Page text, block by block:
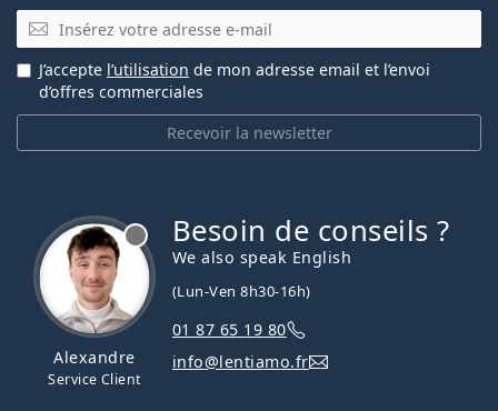
E-mail
Recevoir la newsletter
J’accepte l’utilisation de mon adresse email et l’envoi
d’offres commerciales
Alexandre
Service Client
Besoin de conseils ?
We also speak English
(Lun-Ven 8h30-16h)
01 87 65 19 80
info@lentiamo.fr